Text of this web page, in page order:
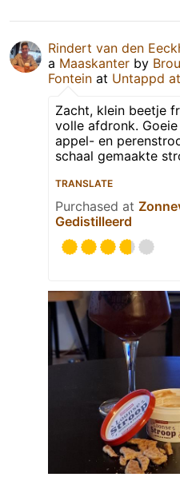
Rindert van den
a Maaskanter by
Fontein at Untappd
Zacht, klein beetje
volle afdronk.
appel- en
schaal gemaakte
TRANSLATE
Purchased at
Gedistilleerd